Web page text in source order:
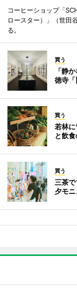
コーヒーショップ「
ロースター）」（世田
る。
買う
「静
徳寺
買う
若林
と飲
買う
三茶
夕モ